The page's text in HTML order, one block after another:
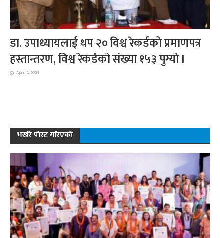
डा. उपाध्यायलाई थप २० विश्व रेकर्डको प्रमाणपत्र
हस्तान्तरण, विश्व रेकर्डको संख्या १५३ पुग्यो l
April 5, 2024
भर्खरै पोस्ट गरिएको